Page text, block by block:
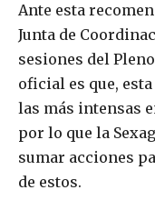
Ante esta
Junta de
sesiones del
oficial es que,
las más intensas
por lo que la
sumar acciones
de estos.